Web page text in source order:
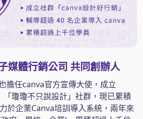
媒體行銷公司 共同創辦人
擔任canva官方宣傳大使，成立
「瓊瓊不只說設計」社群，現已累積
於企業Canva培訓導入系統，兩年來